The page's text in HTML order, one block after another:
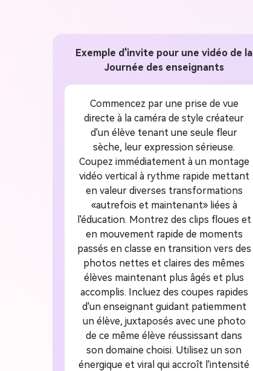
Exemple d'invite pour une vidéo de la
Journée des enseignants
Commencez par une prise de vue
directe à la caméra de style créateur
d'un élève tenant une seule fleur
sèche, leur expression sérieuse.
Coupez immédiatement à un montage
vidéo vertical à rythme rapide mettant
en valeur diverses transformations
«autrefois et maintenant» liées à
l'éducation. Montrez des clips floues et
en mouvement rapide de moments
passés en classe en transition vers des
photos nettes et claires des mêmes
élèves maintenant plus âgés et plus
accomplis. Incluez des coupes rapides
d'un enseignant guidant patiemment
un élève, juxtaposés avec une photo
de ce même élève réussissant dans
son domaine choisi. Utilisez un son
énergique et viral qui accroît l'intensité